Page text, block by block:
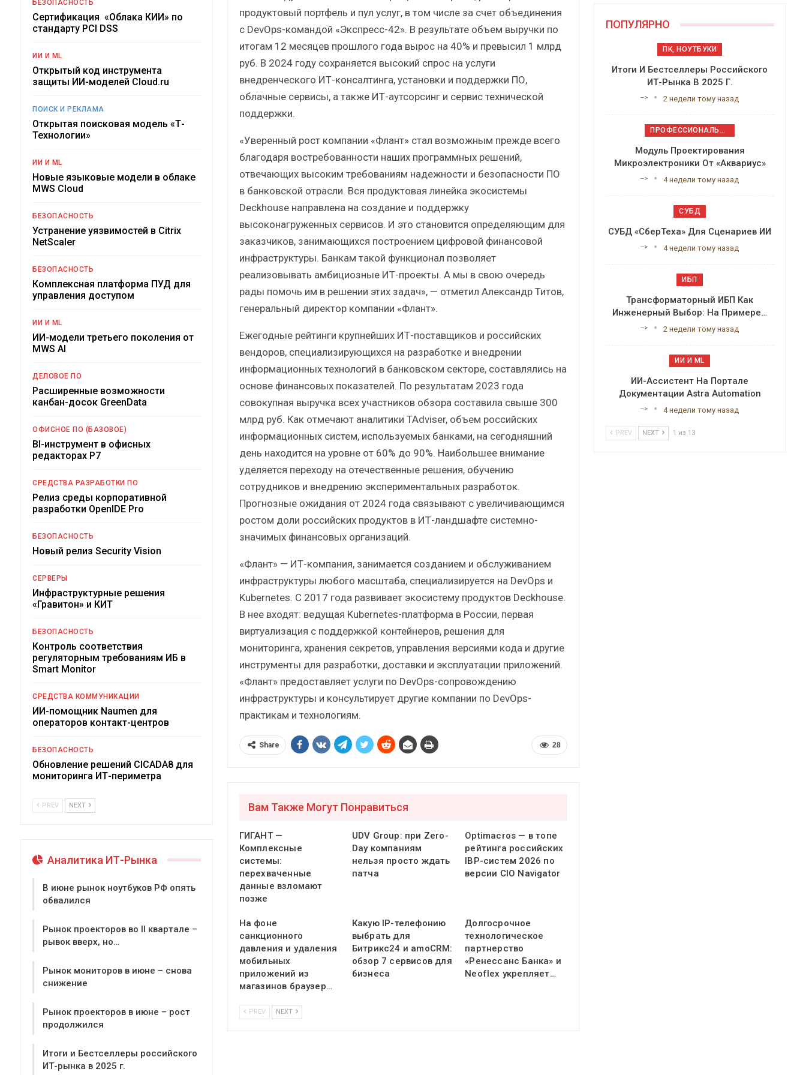
продуктовый портфель и пул услуг, в том числе за счет объединения
с DevOps-командой «Экспресс-42». В результате объем выручки по
итогам 12 месяцев прошлого года вырос на 40% и превысил 1 млрд
руб. В 2024 году сохраняется высокий спрос на услуги
внедренческого ИТ-консалтинга, установки и поддержки ПО,
облачные сервисы, а также ИТ-аутсорсинг и сервис технической
поддержки.
«Уверенный рост компании «Флант» стал возможным прежде всего
благодаря востребованности наших программных решений,
отвечающих высоким требованиям надежности и безопасности ПО
в банковской отрасли. Вся продуктовая линейка экосистемы
Deckhouse направлена на создание и поддержку
высоконагруженных сервисов. И это становится определяющим для
заказчиков, занимающихся построением цифровой финансовой
инфраструктуры. Банкам такой функционал позволяет
реализовывать амбициозные ИТ-проекты. А мы в свою очередь
рады помочь им в решении этих задач», — отметил Александр Титов,
генеральный директор компании «Флант».
Ежегодные рейтинги крупнейших ИТ-поставщиков и российских
вендоров, специализирующихся на разработке и внедрении
информационных технологий в банковском секторе, составлялись на
основе финансовых показателей. По результатам 2023 года
совокупная выручка всех участников обзора составила свыше 300
млрд руб. Как отмечают аналитики TAdviser, объем российских
информационных систем, используемых банками, на сегодняшний
день находится на уровне от 60% до 90%. Наибольшее внимание
уделяется переходу на отечественные решения, обучению
сотрудников и внедрению экспериментальных разработок.
Прогнозные ожидания от 2024 года связывают с увеличивающимся
ростом доли российских продуктов в ИТ-ландшафте системно-
значимых финансовых организаций.
«Флант» — ИТ-компания, занимается созданием и обслуживанием
инфраструктуры любого масштаба, специализируется на DevOps и
Kubernetes. С 2017 года развивает экосистему продуктов Deckhouse.
В нее входят: ведущая Kubernetes-платформа в России, первая
виртуализация с поддержкой контейнеров, решения для
мониторинга, хранения секретов, управления версиями кода и другие
инструменты для разработки, доставки и эксплуатации приложений.
«Флант» предоставляет услуги по DevOps-сопровождению
инфраструктуры и консультирует другие компании по DevOps-
практикам и технологиям.
28
Share
Вам Также Могут Понравиться
ГИГАНТ —
Комплексные
системы:
перехваченные
данные взломают
позже
UDV Group: при Zero-
Day компаниям
нельзя просто ждать
патча
Optimacros — в топе
рейтинга российских
IBP-систем 2026 по
версии CIO Navigator
На фоне
санкционного
давления и удаления
мобильных
приложений из
магазинов браузер…
Какую IP-телефонию
выбрать для
Битрикс24 и amoCRM:
обзор 7 сервисов для
бизнеса
Долгосрочное
технологическое
партнерство
«Ренессанс Банка» и
Neoflex укрепляет…
PREV NEXT
БЕЗОПАСНОСТЬ
Сертификация «Облака КИИ» по
стандарту PCI DSS
ИИ И ML
Открытый код инструмента
защиты ИИ-моделей Cloud.ru
ПОИСК И РЕКЛАМА
Открытая поисковая модель «Т-
Технологии»
ИИ И ML
Новые языковые модели в облаке
MWS Cloud
БЕЗОПАСНОСТЬ
Устранение уязвимостей в Citrix
NetScaler
БЕЗОПАСНОСТЬ
Комплексная платформа ПУД для
управления доступом
ИИ И ML
ИИ-модели третьего поколения от
MWS AI
ДЕЛОВОЕ ПО
Расширенные возможности
канбан-досок GreenData
ОФИСНОЕ ПО (БАЗОВОЕ)
BI-инструмент в офисных
редакторах Р7
СРЕДСТВА РАЗРАБОТКИ ПО
Релиз среды корпоративной
разработки OpenIDE Pro
БЕЗОПАСНОСТЬ
Новый релиз Security Vision
СЕРВЕРЫ
Инфраструктурные решения
«Гравитон» и КИТ
БЕЗОПАСНОСТЬ
Контроль соответствия
регуляторным требованиям ИБ в
Smart Monitor
СРЕДСТВА КОММУНИКАЦИИ
ИИ-помощник Naumen для
операторов контакт-центров
БЕЗОПАСНОСТЬ
Обновление решений CICADA8 для
мониторинга ИТ-периметра
PREV NEXT
Аналитика ИТ-Рынка
В июне рынок ноутбуков РФ опять
обвалился
Рынок проекторов во II квартале –
рывок вверх, но…
Рынок мониторов в июне – снова
снижение
Рынок проекторов в июне – рост
продолжился
Итоги и Бестселлеры российского
ИТ-рынка в 2025 г.
ПОПУЛЯРНО
ПК, НОУТБУКИ
Итоги И Бестселлеры Российского
ИТ-Рынка В 2025 Г.
--> 2 недели тому назад
ПРОФЕССИОНАЛЬНОЕ ПРИКЛАДНОЕ ПО
Модуль Проектирования
Микроэлектроники От «Аквариус»
--> 4 недели тому назад
СУБД
СУБД «СберТеха» Для Сценариев ИИ
--> 4 недели тому назад
ИБП
Трансформаторный ИБП Как
Инженерный Выбор: На Примере…
--> 2 недели тому назад
ИИ И ML
ИИ-Ассистент На Портале
Документации Astra Automation
--> 4 недели тому назад
PREV NEXT 1 из 13